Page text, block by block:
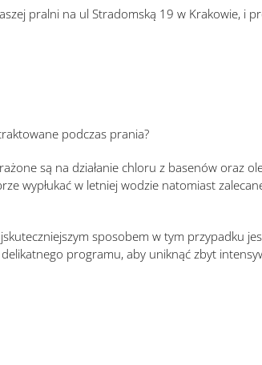
pralni na ul Stradomską 19 w Krakowie, i
podczas prania?
są na działanie chloru z basenów oraz
wypłukać w letniej wodzie natomiast
sposobem w tym przypadku
programu, aby uniknąć zbyt